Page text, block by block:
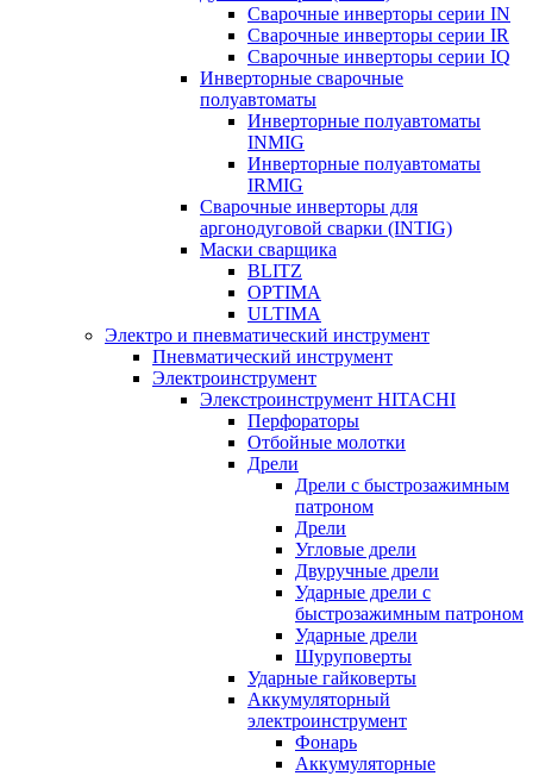
Сварочные инверторы серии IN
Сварочные инверторы серии IR
Сварочные инверторы серии IQ
Инверторные сварочные
полуавтоматы
Инверторные полуавтоматы
INMIG
Инверторные полуавтоматы
IRMIG
Сварочные инверторы для
аргонодуговой сварки (INTIG)
Маски сварщика
BLITZ
OPTIMA
ULTIMA
Электро и пневматический инструмент
Пневматический инструмент
Электроинструмент
Элекстроинструмент HITACHI
Перфораторы
Отбойные молотки
Дрели
Дрели с быстрозажимным
патроном
Дрели
Угловые дрели
Двуручные дрели
Ударные дрели с
быстрозажимным патроном
Ударные дрели
Шуруповерты
Ударные гайковерты
Аккумуляторный
электроинструмент
Фонарь
Аккумуляторные